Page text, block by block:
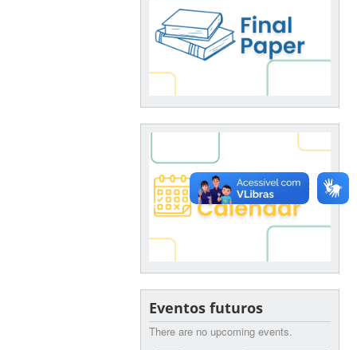
Eventos futuros
There are no upcoming events.